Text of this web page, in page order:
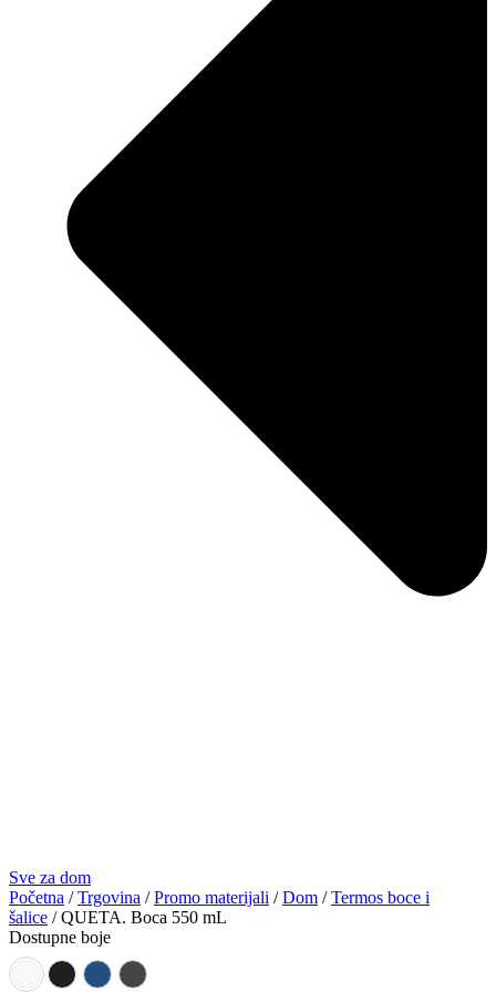
Sve za dom
Početna /Trgovina /Promo materijali /Dom /Termos boce i
šalice / QUETA. Boca 550 mL
Dostupne boje